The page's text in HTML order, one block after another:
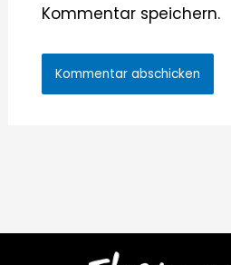
Kommentar speichern.